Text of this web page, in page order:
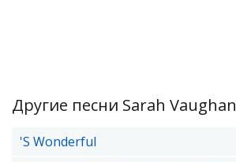
Другие песни Sarah Vaughan
'S Wonderful